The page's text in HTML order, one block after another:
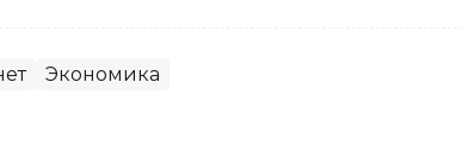
Экономика